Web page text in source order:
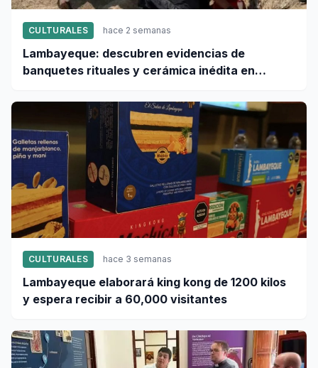
CULTURALES hace 2 semanas
Lambayeque: descubren evidencias de
banquetes rituales y cerámica inédita en
CULTURALES hace 3 semanas
Lambayeque elaborará king kong de 1200 kilos
y espera recibir a 60,000 visitantes